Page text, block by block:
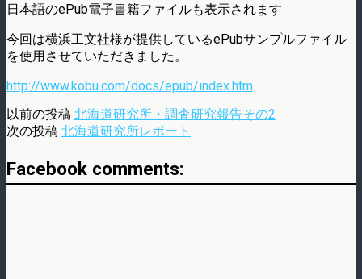
日本語のePub電子書籍ファイルも表示されます
今回は横浜工文社様が提供しているePubサンプルファイル
を使用させていただきました。
http://www.kobu.com/docs/epub/index.htm
以前の投稿 北海道研究所・調査研究報告その2
次の投稿 北海道研究所レポート
Facebook comments: